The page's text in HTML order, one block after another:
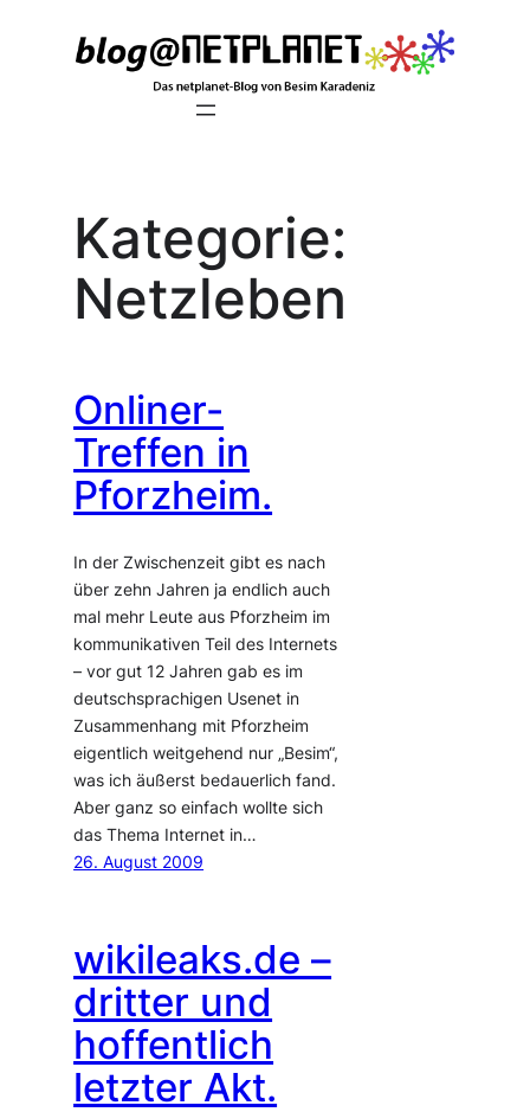
Kategorie:
Netzleben
Onliner-
Treffen in
Pforzheim.
In der Zwischenzeit gibt es nach
über zehn Jahren ja endlich auch
mal mehr Leute aus Pforzheim im
kommunikativen Teil des Internets
– vor gut 12 Jahren gab es im
deutschsprachigen Usenet in
Zusammenhang mit Pforzheim
eigentlich weitgehend nur „Besim“,
was ich äußerst bedauerlich fand.
Aber ganz so einfach wollte sich
das Thema Internet in…
26. August 2009
wikileaks.de –
dritter und
hoffentlich
letzter Akt.